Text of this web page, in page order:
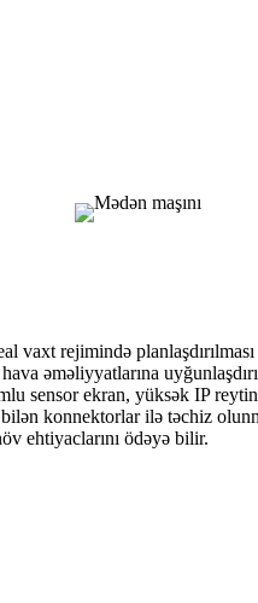
vaxt rejimində
əməliyyatlarına
sensor ekran, yüksək IP
konnektorlar ilə təchiz
ehtiyaclarını ödəyə bilir.